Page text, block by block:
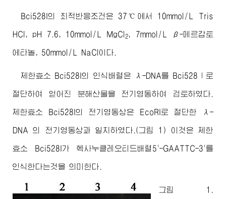
Bci528I의 최적반응조건은 37℃에서 10mmol/L Tris
HCl, pH 7.6, 10mmol/L MgCl 2, 7mmol/L β-메르갑토
에타놀, 50mmol/L NaCl이다.
제한효소 Bci528I의 인식배렬은 λ-DNA를 Bci528Ⅰ로
절단하여 얻어진 분해산물을 전기영동하여 검토하였다.
제한효소 Bci528I의 전기영동상은 EcoRI로 절단한 λ-
DNA 의 전기영동상과 일치하였다.(그림 1) 이것은 제한
효소 Bci528I가 헥사누클레오티드배렬5'-GAATTC-3'를
인식한다는것을 의미한다.
그림 1.